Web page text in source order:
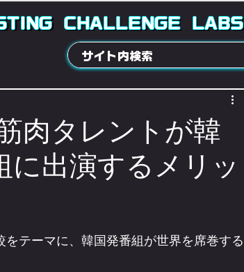
CHALLENGE LABS
肉タレントが韓
に出演するメリッ
テーマに、韓国発番組が世界を席巻する